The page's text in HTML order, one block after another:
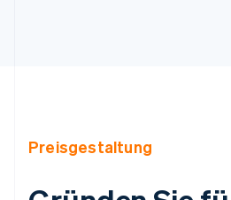
Preisgestaltung